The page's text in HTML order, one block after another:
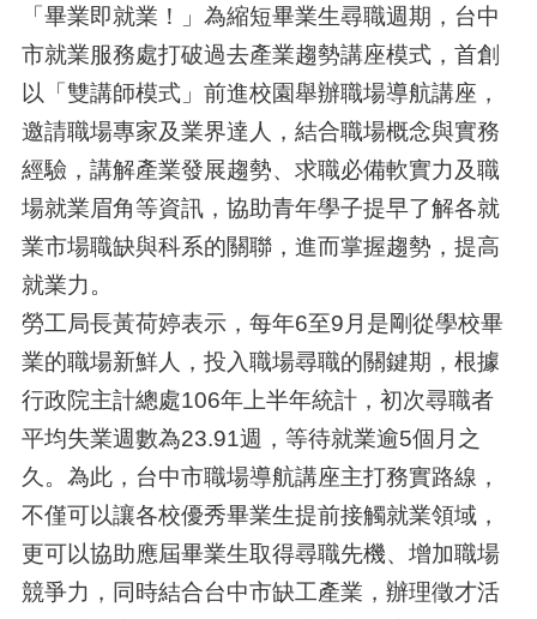
「畢業即就業！」為縮短畢業生尋職週期，台中
市就業服務處打破過去產業趨勢講座模式，首創
以「雙講師模式」前進校園舉辦職場導航講座，
邀請職場專家及業界達人，結合職場概念與實務
經驗，講解產業發展趨勢、求職必備軟實力及職
場就業眉角等資訊，協助青年學子提早了解各就
業市場職缺與科系的關聯，進而掌握趨勢，提高
就業力。
勞工局長黃荷婷表示，每年6至9月是剛從學校畢
業的職場新鮮人，投入職場尋職的關鍵期，根據
行政院主計總處106年上半年統計，初次尋職者
平均失業週數為23.91週，等待就業逾5個月之
久。為此，台中市職場導航講座主打務實路線，
不僅可以讓各校優秀畢業生提前接觸就業領域，
更可以協助應屆畢業生取得尋職先機、增加職場
競爭力，同時結合台中市缺工產業，辦理徵才活